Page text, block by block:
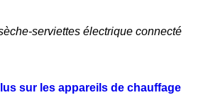
serviettes électrique connecté
sur les appareils de chauffage